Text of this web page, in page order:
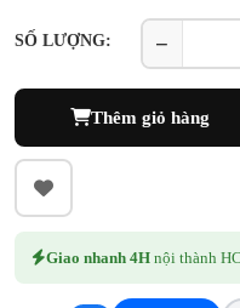
SỐ LƯỢNG: −
Thêm giỏ hàng
Giao nhanh 4H nội thành